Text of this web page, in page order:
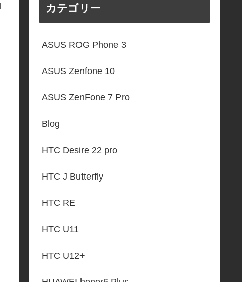
カテゴリー
ASUS ROG Phone 3
ASUS Zenfone 10
ASUS ZenFone 7 Pro
Blog
HTC Desire 22 pro
HTC J Butterfly
HTC RE
HTC U11
HTC U12+